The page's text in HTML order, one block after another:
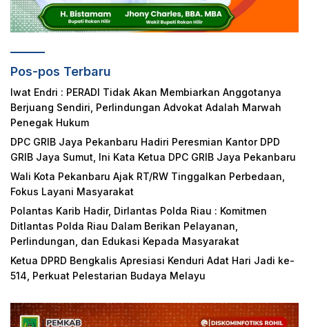
Pos-pos Terbaru
Iwat Endri : PERADI Tidak Akan Membiarkan Anggotanya
Berjuang Sendiri, Perlindungan Advokat Adalah Marwah
Penegak Hukum
DPC GRIB Jaya Pekanbaru Hadiri Peresmian Kantor DPD
GRIB Jaya Sumut, Ini Kata Ketua DPC GRIB Jaya Pekanbaru
Wali Kota Pekanbaru Ajak RT/RW Tinggalkan Perbedaan,
Fokus Layani Masyarakat
Polantas Karib Hadir, Dirlantas Polda Riau : Komitmen
Ditlantas Polda Riau Dalam Berikan Pelayanan,
Perlindungan, dan Edukasi Kepada Masyarakat
Ketua DPRD Bengkalis Apresiasi Kenduri Adat Hari Jadi ke-
514, Perkuat Pelestarian Budaya Melayu